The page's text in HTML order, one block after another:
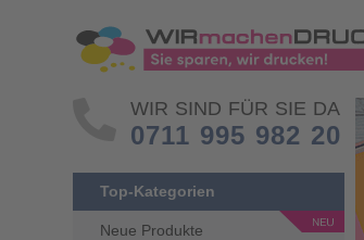
WIR SIND FÜR SIE DA
0711 995 982 20
Top-Kategorien
Neue Produkte